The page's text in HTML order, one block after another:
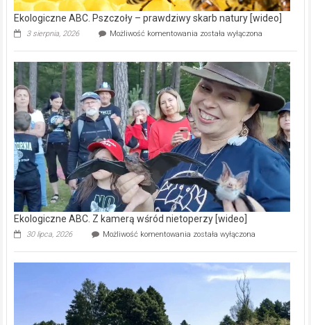
Ekologiczne ABC. Pszczoły – prawdziwy skarb natury [wideo]
3 sierpnia, 2026 Możliwość komentowania Ekologiczne
–
prawdziwy
skarb
natury
[wideo]
została wyłączona
Ekologiczne ABC. Z kamerą wśród nietoperzy [wideo]
30 lipca, 2026 Możliwość komentowania Ekologiczne
kamerą
wśród
została wyłączona